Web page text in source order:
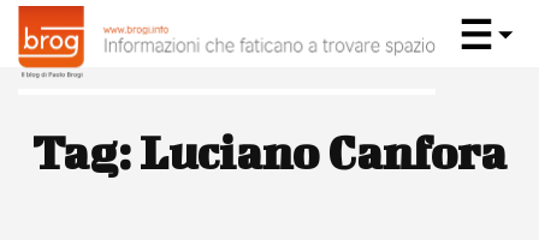
Tag:Luciano Canfora